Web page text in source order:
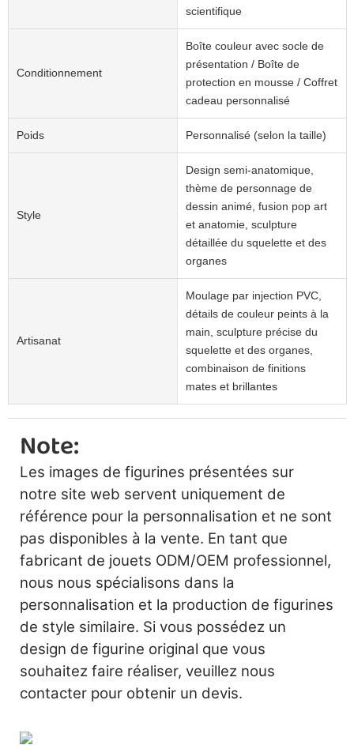
scientifique
Conditionnement
Boîte couleur avec socle de
présentation / Boîte de
protection en mousse / Coffret
cadeau personnalisé
Poids Personnalisé (selon la taille)
Style
Design semi-anatomique,
thème de personnage de
dessin animé, fusion pop art
et anatomie, sculpture
détaillée du squelette et des
organes
Artisanat
Moulage par injection PVC,
détails de couleur peints à la
main, sculpture précise du
squelette et des organes,
combinaison de finitions
mates et brillantes
Note:
Les images de figurines présentées sur
notre site web servent uniquement de
référence pour la personnalisation et ne sont
pas disponibles à la vente. En tant que
fabricant de jouets ODM/OEM professionnel,
nous nous spécialisons dans la
personnalisation et la production de figurines
de style similaire. Si vous possédez un
design de figurine original que vous
souhaitez faire réaliser, veuillez nous
contacter pour obtenir un devis.